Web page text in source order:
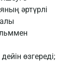
әртүрлі
өзгереді;